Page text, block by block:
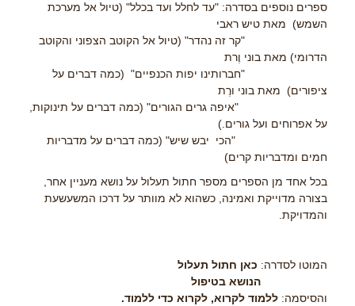
ספרים נוספים בסדרה: "עד לחלל ועד בכלל" (טיול אל מערכת
השמש) מאת טיש ראבי
"קר זה נהדר" (טיול אל הקוטב הצפוני והקוטב
הדרומי) מאת בוני וֶרת
"חברותינו יפות הכנפיים" (כמה דברים על
ציפורים) מאת בוני ורֶת
"איפה גרים הגורים" (כמה דברים על תינוקות,
על אפרוחים ועל גורים.)
"הכי יבש שיש" (כמה דברים על מדבריות
חמים ומדבריות קרים)
בכל אחד מן הספרים מספר חתול תעלול על נושא מעניין אחר,
בצורה מדוייקת ואמינה, כשהוא לא מוותר על דרכו המשעשעת
והמדויקת.
המוטו לסדרה: כאן חתול תעלול
הנושא בטיפול
והסיסמה: ללמוד לקרוא, לקרוא כדי ללמוד.